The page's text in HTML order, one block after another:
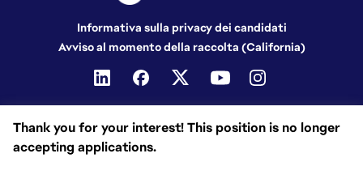
Thank you for your interest! This position is no longer
accepting applications.
Informativa sulla privacy dei candidati
Avviso al momento della raccolta (California)